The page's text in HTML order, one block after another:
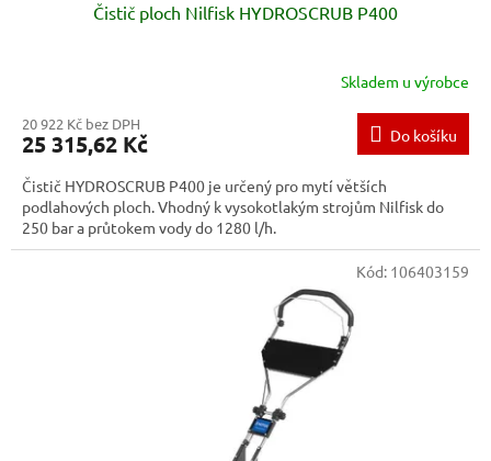
Čistič ploch Nilfisk HYDROSCRUB P400
Skladem u výrobce
20 922 Kč bez DPH
25 315,62 Kč Do košíku
Čistič HYDROSCRUB P400 je určený pro mytí větších
podlahových ploch. Vhodný k vysokotlakým strojům Nilfisk do
250 bar a průtokem vody do 1280 l/h.
Kód: 106403159